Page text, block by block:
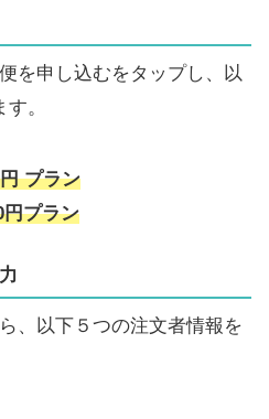
を申し込むをタップし、以
。
プラン
プラン
、以下５つの注文者情報を